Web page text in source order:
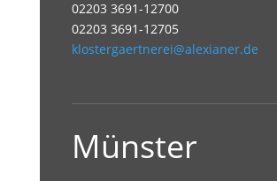
02203 3691-12700
02203 3691-12705
klostergaertnerei@alexianer.de
Münster